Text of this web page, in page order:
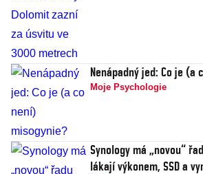
Nenápadný jed: Co je (a
Moje Psychologie
Synology má „novou“
lákají výkonem, SSD a